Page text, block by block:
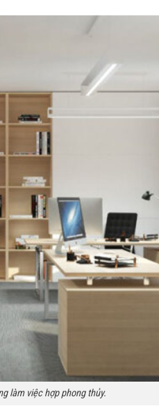
làm việc hợp phong thủy.